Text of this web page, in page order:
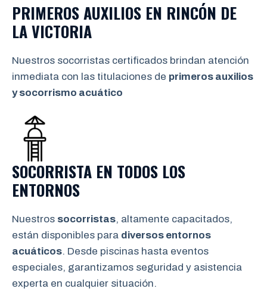
PRIMEROS AUXILIOS EN RINCÓN DE
LA VICTORIA
Nuestros socorristas certificados brindan atención
inmediata con las titulaciones de primeros auxilios
y socorrismo acuático
SOCORRISTA EN TODOS LOS
ENTORNOS
Nuestros socorristas, altamente capacitados,
están disponibles para diversos entornos
acuáticos. Desde piscinas hasta eventos
especiales, garantizamos seguridad y asistencia
experta en cualquier situación.